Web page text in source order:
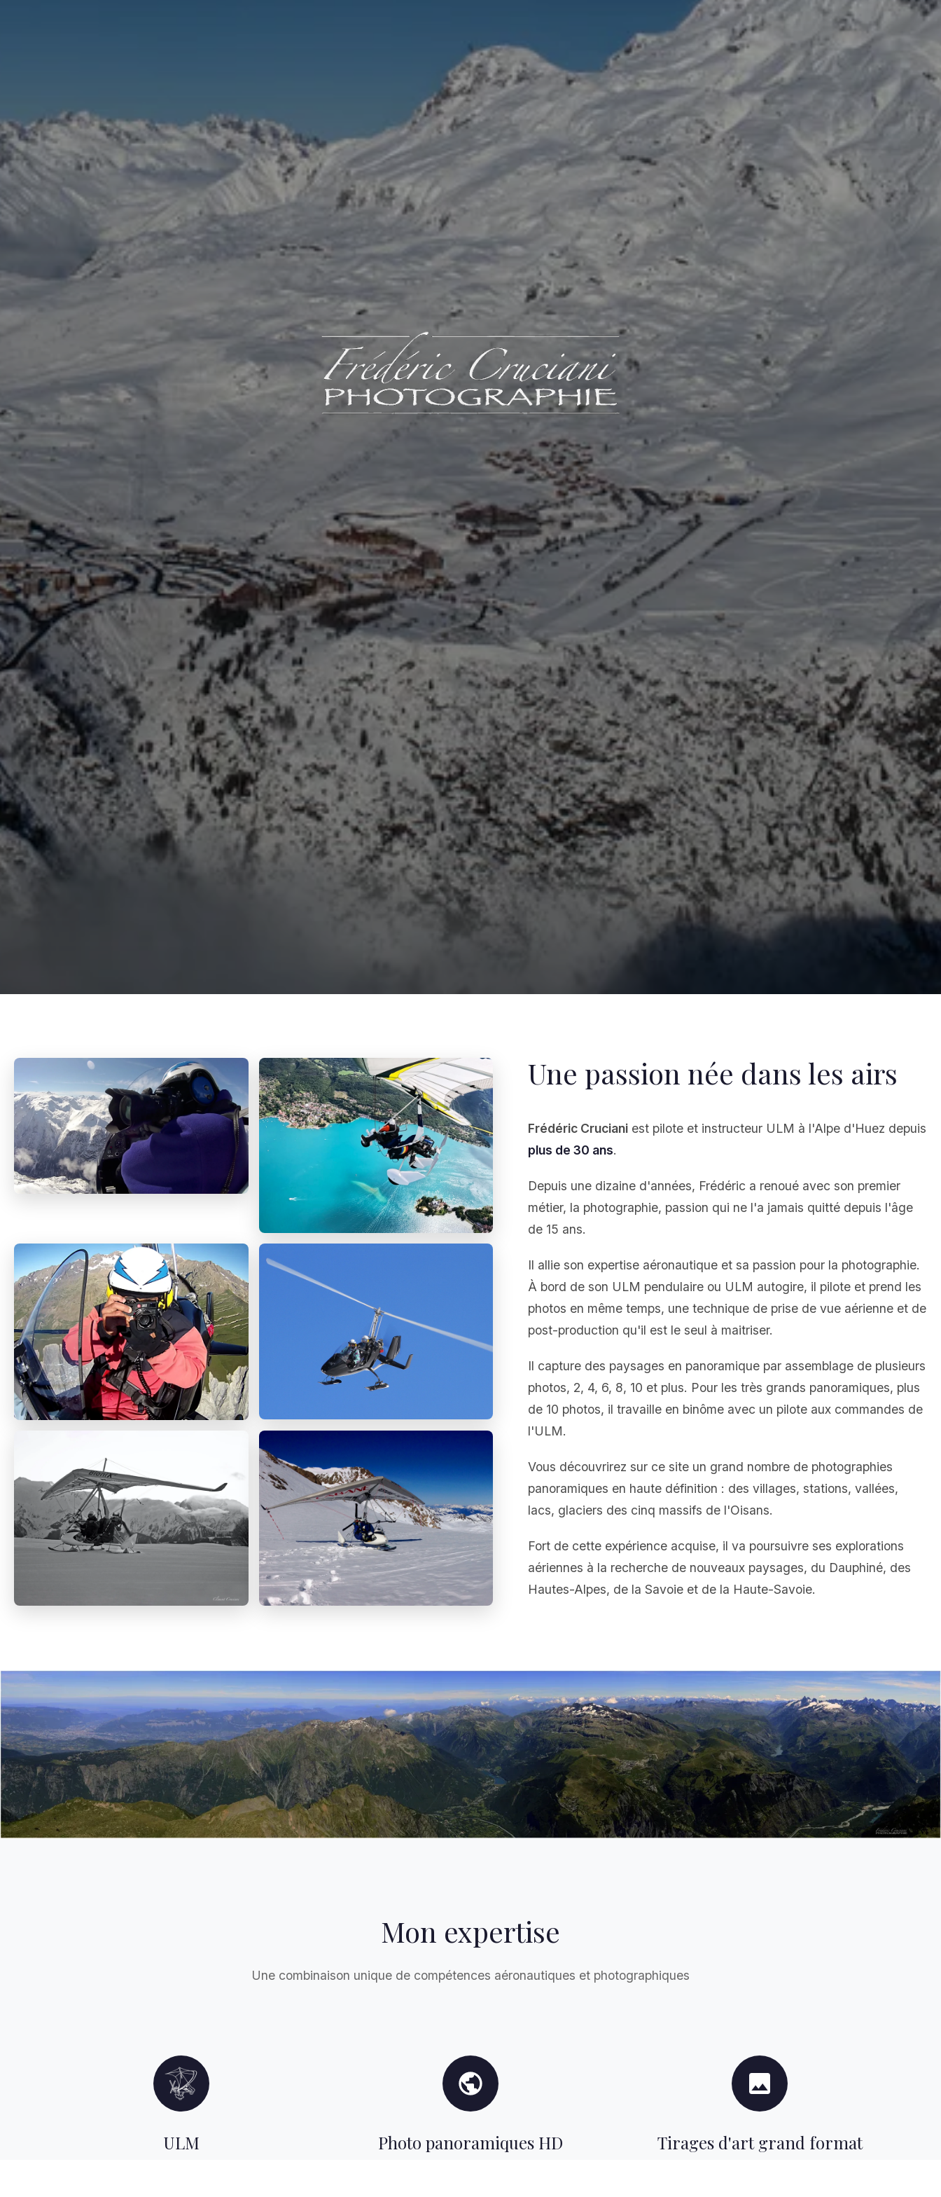
Une passion née dans les airs
Frédéric Cruciani est pilote et instructeur ULM à l'Alpe d'Huez depuis
plus de 30 ans.
Depuis une dizaine d'années, Frédéric a renoué avec son premier
métier, la photographie, passion qui ne l'a jamais quitté depuis l'âge
de 15 ans.
Il allie son expertise aéronautique et sa passion pour la photographie.
À bord de son ULM pendulaire ou ULM autogire, il pilote et prend les
photos en même temps, une technique de prise de vue aérienne et de
post-production qu'il est le seul à maitriser.
Il capture des paysages en panoramique par assemblage de plusieurs
photos, 2, 4, 6, 8, 10 et plus. Pour les très grands panoramiques, plus
de 10 photos, il travaille en binôme avec un pilote aux commandes de
l'ULM.
Vous découvrirez sur ce site un grand nombre de photographies
panoramiques en haute définition : des villages, stations, vallées,
lacs, glaciers des cinq massifs de l'Oisans.
Fort de cette expérience acquise, il va poursuivre ses explorations
aériennes à la recherche de nouveaux paysages, du Dauphiné, des
Hautes-Alpes, de la Savoie et de la Haute-Savoie.
Mon expertise
Une combinaison unique de compétences aéronautiques et photographiques
ULM Photo panoramiques HD Tirages d'art grand format